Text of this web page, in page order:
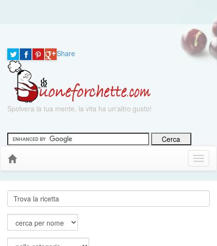
Share
Spolvera la tua mente, la vita ha un'altro gusto!
Menu
Down
Cerca